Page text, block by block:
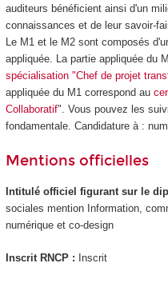
auditeurs bénéficient ainsi d'un
connaissances et de leur savoir-
Le M1 et le M2 sont composés
appliquée. La partie appliquée du
spécialisation "Chef de projet
appliquée du M1 correspond au
Collaboratif". Vous pouvez les
fondamentale. Candidature à :
Mentions officielles
Intitulé officiel figurant sur le
sociales mention Information,
numérique et co-design
Inscrit RNCP: Inscrit